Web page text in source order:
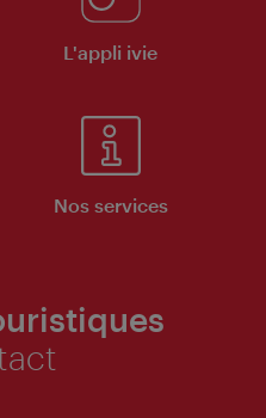
L'appli ivie
Nos services